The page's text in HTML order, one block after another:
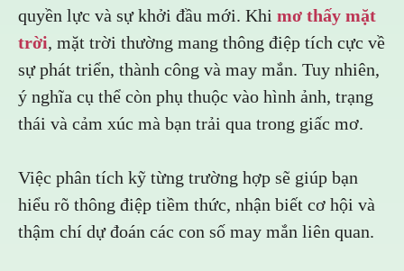
quyền lực và sự khởi đầu mới. Khi mơ thấy mặt
trời, mặt trời thường mang thông điệp tích cực về
sự phát triển, thành công và may mắn. Tuy nhiên,
ý nghĩa cụ thể còn phụ thuộc vào hình ảnh, trạng
thái và cảm xúc mà bạn trải qua trong giấc mơ.
Việc phân tích kỹ từng trường hợp sẽ giúp bạn
hiểu rõ thông điệp tiềm thức, nhận biết cơ hội và
thậm chí dự đoán các con số may mắn liên quan.